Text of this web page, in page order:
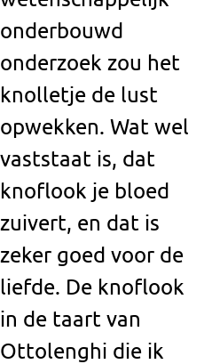
onderbouwd
onderzoek zou het
knolletje de lust
opwekken. Wat wel
vaststaat is, dat
knoflook je bloed
zuivert, en dat is
zeker goed voor de
liefde. De knoflook
in de taart van
Ottolenghi die ik